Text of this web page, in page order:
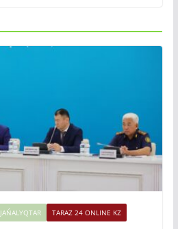
JAŃALYQTAR TARAZ 24 ONLINE KZ